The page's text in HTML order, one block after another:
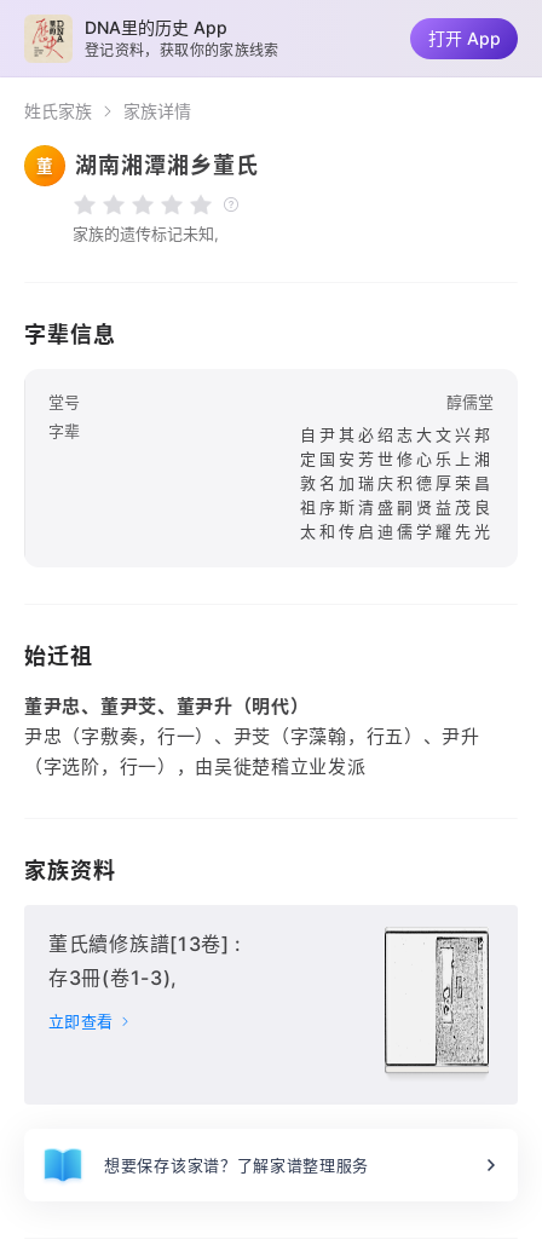
姓氏家族 家族详情
董 湖南湘潭湘乡董氏
家族的遗传标记未知,
字辈信息
堂号
醇儒堂
字辈
自尹其必绍志大文兴邦
定国安芳世修心乐上湘
敦名加瑞庆积德厚荣昌
祖序斯清盛嗣贤益茂良
太和传启迪儒学耀先光
始迁祖
董尹忠、董尹芠、董尹升（明代）
尹忠（字敷奏，行一）、尹芠（字藻翰，行五）、尹升
（字选阶，行一），由吴徙楚稽立业发派
家族资料
董氏續修族譜[13卷] :
存3冊(卷1-3),
立即查看
想要保存该家谱？了解家谱整理服务
DNA里的历史 App
登记资料，获取你的家族线索
打开 App